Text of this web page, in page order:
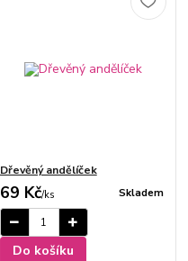
Dřevěný andělíček
69 Kč/ks Skladem
Do košíku